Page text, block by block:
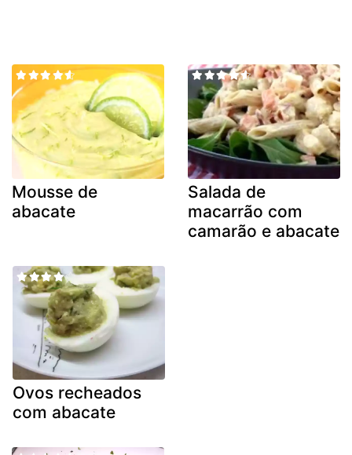
Mousse de
abacate
Salada de
macarrão com
camarão e abacate
Ovos recheados
com abacate